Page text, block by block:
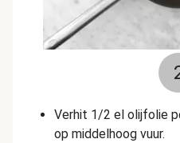
Verhit 1/2 el olijfolie
op middelhoog vuur.